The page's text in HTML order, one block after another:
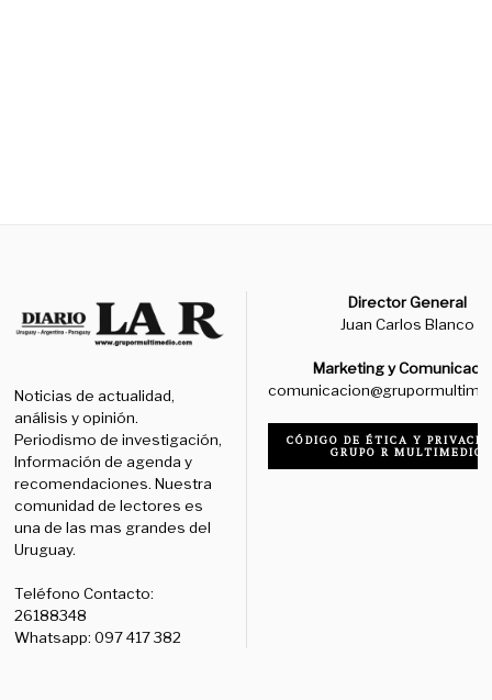
Noticias de actualidad,
análisis y opinión.
Periodismo de investigación,
Información de agenda y
recomendaciones. Nuestra
comunidad de lectores es
una de las mas grandes del
Uruguay.
Teléfono Contacto:
26188348
Whatsapp: 097 417 382
Director General
Juan Carlos Blanco
Marketing y
CÓDIGO DE ÉTICA Y
GRUPO R MULTIMEDIO